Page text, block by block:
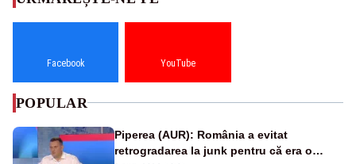
Facebook YouTube
POPULAR
Piperea (AUR): România a evitat
retrogradarea la junk pentru că era o